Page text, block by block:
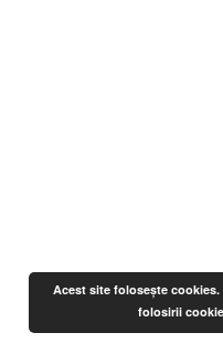
Acest site foloseşte
folosirii